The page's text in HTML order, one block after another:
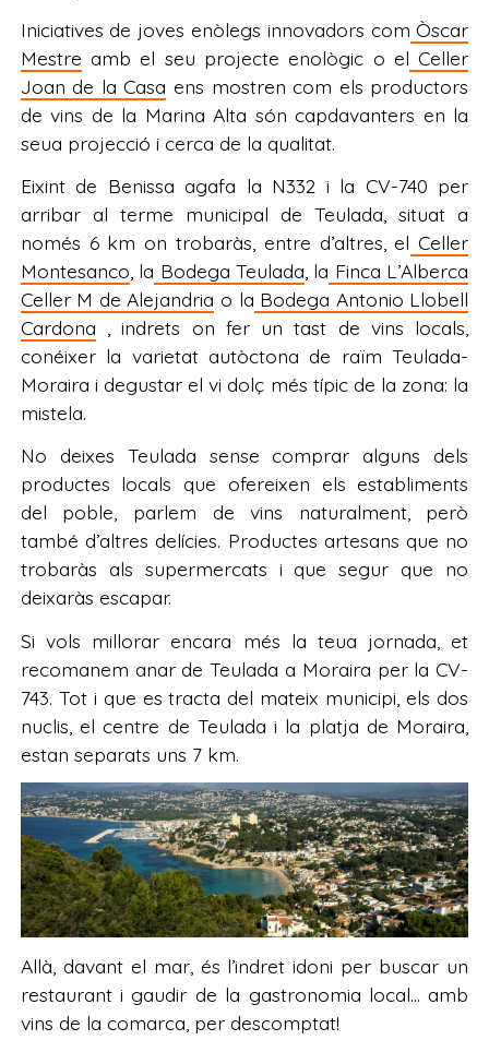
Iniciatives de joves enòlegs innovadors com Òscar
Mestre amb el seu projecte enològic o el Celler
Joan de la Casa ens mostren com els productors
de vins de la Marina Alta són capdavanters en la
seua projecció i cerca de la qualitat.
Eixint de Benissa agafa la N332 i la CV-740 per
arribar al terme municipal de Teulada, situat a
només 6 km on trobaràs, entre d’altres, el Celler
Montesanco , la Bodega Teulada , la Finca L’Alberca
Celler M de Alejandria o la Bodega Antonio Llobell
Cardona , indrets on fer un tast de vins locals,
conéixer la varietat autòctona de raïm Teulada-
Moraira i degustar el vi dolç més típic de la zona: la
mistela.
No deixes Teulada sense comprar alguns dels
productes locals que ofereixen els establiments
del poble, parlem de vins naturalment, però
també d’altres delícies. Productes artesans que no
trobaràs als supermercats i que segur que no
deixaràs escapar.
Si vols millorar encara més la teua jornada, et
recomanem anar de Teulada a Moraira per la CV-
743. Tot i que es tracta del mateix municipi, els dos
nuclis, el centre de Teulada i la platja de Moraira,
estan separats uns 7 km.
Allà, davant el mar, és l’indret idoni per buscar un
restaurant i gaudir de la gastronomia local… amb
vins de la comarca, per descomptat!